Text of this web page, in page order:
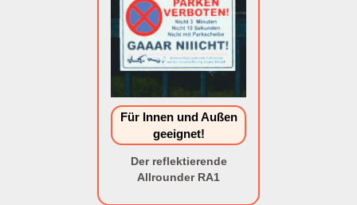
Für Innen und Außen
geeignet!
Der reflektierende
Allrounder RA1